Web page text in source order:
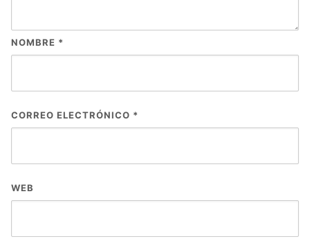
NOMBRE *
CORREO ELECTRÓNICO *
WEB